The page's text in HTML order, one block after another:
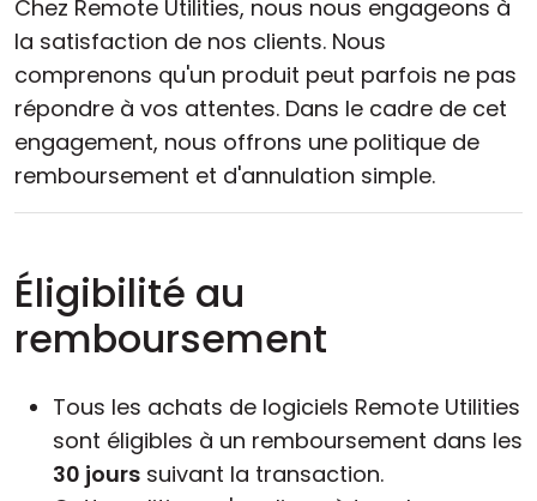
Chez Remote Utilities, nous nous engageons à
la satisfaction de nos clients. Nous
comprenons qu'un produit peut parfois ne pas
répondre à vos attentes. Dans le cadre de cet
engagement, nous offrons une politique de
remboursement et d'annulation simple.
Éligibilité au
remboursement
Tous les achats de logiciels Remote Utilities
sont éligibles à un remboursement dans les
30 jours suivant la transaction.
Support d'Active Directory
Configuration MSI
Cloud et sur site